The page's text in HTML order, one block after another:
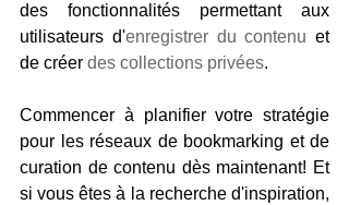
des fonctionnalités permettant aux
utilisateurs d'enregistrer du contenu et
de créer des collections privées.
Commencer à planifier votre stratégie
pour les réseaux de bookmarking et de
curation de contenu dès maintenant! Et
si vous êtes à la recherche d'inspiration,